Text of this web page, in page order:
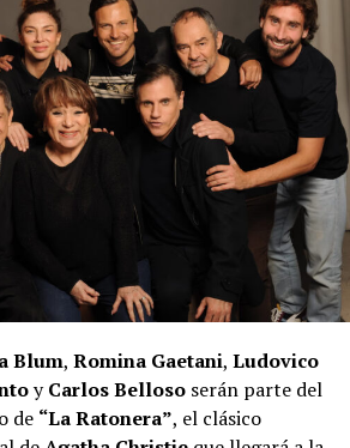
Blum,Romina Gaetani,Ludovico
yCarlos Belloso serán parte del
de “La Ratonera”, el clásico